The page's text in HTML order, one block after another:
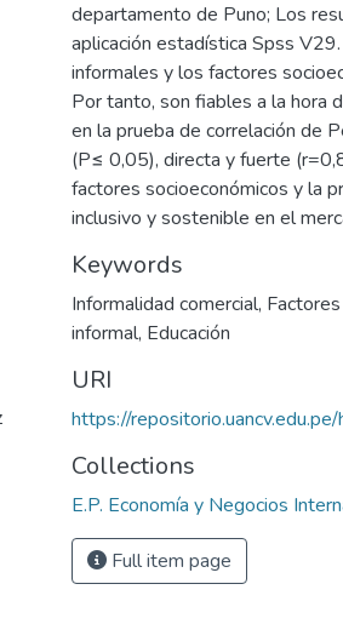
departamento de Puno; Los
aplicación estadística Spss
informales y los factores
Por tanto, son fiables a la hora
en la prueba de correlación de
(P≤ 0,05), directa y fuerte
factores socioeconómicos y la
inclusivo y sostenible en el
Keywords
Informalidad comercial,
informal, Educación
URI
https://
Collections
E.P. Economía y Negocios
Full item page